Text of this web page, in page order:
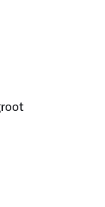
een
(TSA) is
ministerie van
dat
in de